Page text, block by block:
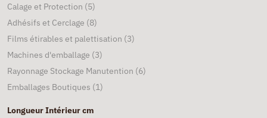
Calage et Protection (5)
Adhésifs et Cerclage (8)
Films étirables et palettisation (3)
Machines d'emballage (3)
Rayonnage Stockage Manutention (6)
Emballages Boutiques (1)
Longueur Intérieur cm